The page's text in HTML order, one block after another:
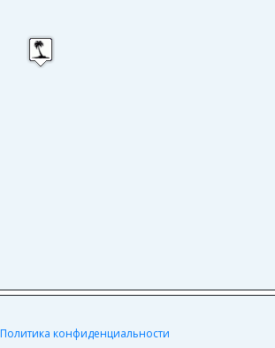
Политика конфиденциальности